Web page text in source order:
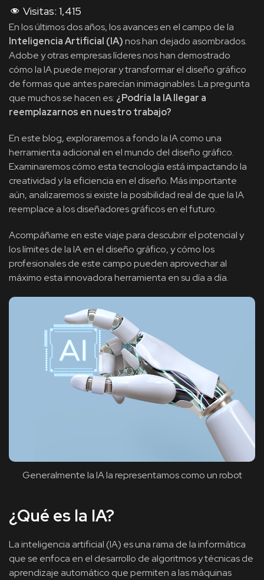
Visitas: 1,415
En los últimos dos años, los avances en el campo de la
Inteligencia Artificial (IA)nos han dejado asombrados.
Adobe y otras empresas líderes nos han demostrado
cómo la IA puede mejorar y transformar el diseño gráfico
de formas que antes parecían inimaginables. La pregunta
que muchos se hacen es: ¿Podría la IA llegar a
reemplazarnos en nuestro trabajo?
En este blog, exploraremos a fondo la IA como una
herramienta adicional en el mundo del diseño gráfico.
Examinaremos cómo esta tecnología está impactando la
creatividad y la eficiencia en el diseño. Más importante
aún, analizaremos si existe la posibilidad real de que la IA
reemplace a los diseñadores gráficos en el futuro.
Acompáñame en este viaje para descubrir el potencial y
los límites de la IA en el diseño gráfico, y cómo los
profesionales de este campo pueden aprovechar al
máximo esta innovadora herramienta en su día a día.
Generalmente la IA la representamos como un robot
¿Qué es la IA?
La inteligencia artificial (IA) es una rama de la informática
que se enfoca en el desarrollo de algoritmos y técnicas de
aprendizaje automático que permiten a las máquinas